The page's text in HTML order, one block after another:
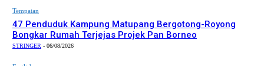
Tempatan
47 Penduduk Kampung Matupang Bergotong-Royong
Bongkar Rumah Terjejas Projek Pan Borneo
STRINGER - 06/08/2026